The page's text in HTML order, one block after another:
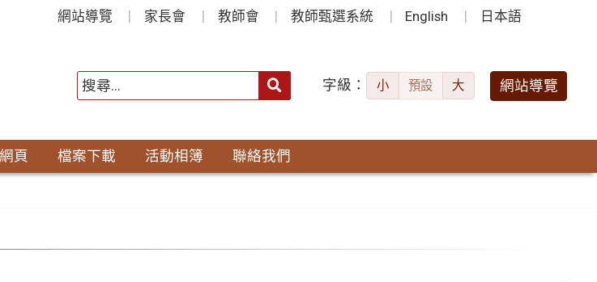
網站導覽 家長會 教師會 教師甄選系統 English 日本語
字級： 小 預設 大 網站導覽
頁 檔案下載 活動相簿 聯絡我們